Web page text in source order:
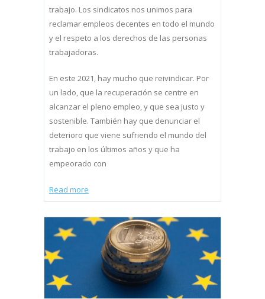
trabajo. Los sindicatos nos unimos para
reclamar empleos decentes en todo el mundo
y el respeto a los derechos de las personas
trabajadoras.
En este 2021, hay mucho que reivindicar. Por
un lado, que la recuperación se centre en
alcanzar el pleno empleo, y que sea justo y
sostenible. También hay que denunciar el
deterioro que viene sufriendo el mundo del
trabajo en los últimos años y que ha
empeorado con
Read more